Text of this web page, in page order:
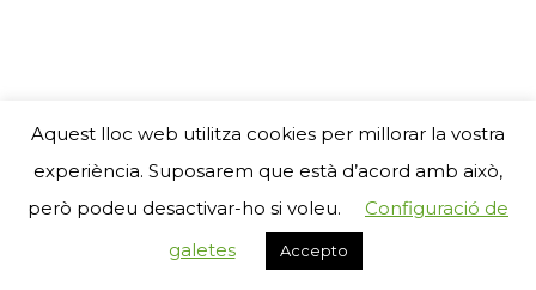
Aquest lloc web utilitza cookies per millorar la vostra
experiència. Suposarem que està d’acord amb això,
però podeu desactivar-ho si voleu.
Configuració de
galetes
Accepto